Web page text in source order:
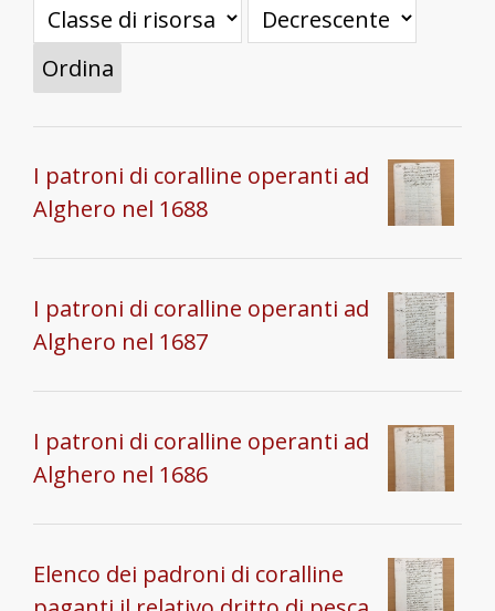
Ordina
I patroni di coralline operanti ad
Alghero nel 1688
I patroni di coralline operanti ad
Alghero nel 1687
I patroni di coralline operanti ad
Alghero nel 1686
Elenco dei padroni di coralline